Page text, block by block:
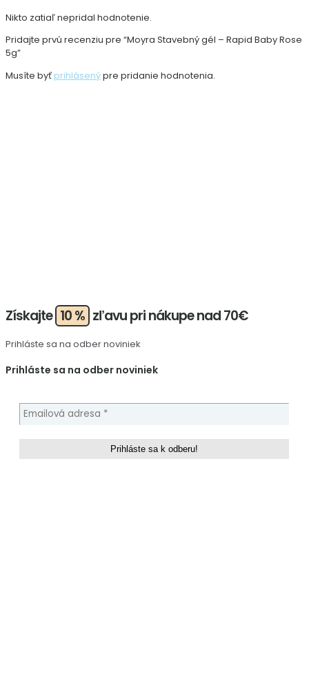
Nikto zatiaľ nepridal hodnotenie.
Pridajte prvú recenziu pre “Moyra Stavebný gél – Rapid Baby Rose
5g”
Musíte byť prihlásenýpre pridanie hodnotenia.
Získajte 10 % zľavu pri nákupe nad 70€
Prihláste sa na odber noviniek
Prihláste sa na odber noviniek